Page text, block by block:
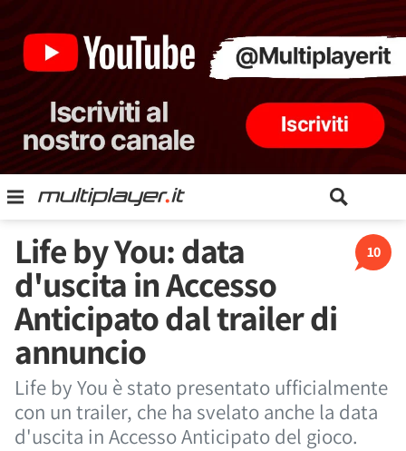
10
Life by You: data
d'uscita in Accesso
Anticipato dal trailer di
annuncio
Life by You è stato presentato ufficialmente
con un trailer, che ha svelato anche la data
d'uscita in Accesso Anticipato del gioco.